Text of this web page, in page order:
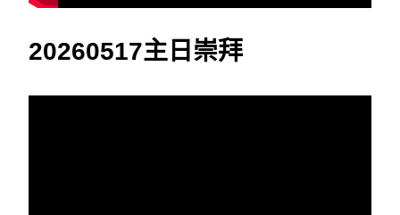
20260517主日崇拜